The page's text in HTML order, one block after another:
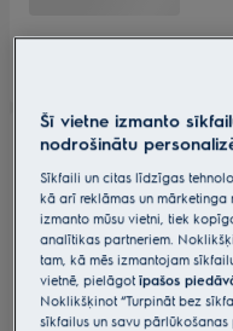
Šī vietne izmanto
nodrošinātu
Sīkfaili un citas līdzīgas
kā arī reklāmas un
izmanto mūsu vietni, tiek
analītikas partneriem.
tam, kā mēs izmantojam
vietnē, pielāgotīpašos
Noklikšķinot “Turpināt bez
sīkfailus un savu pārlūkošanas